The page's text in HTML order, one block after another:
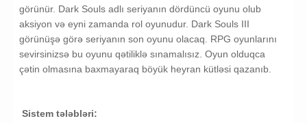
görünür. Dark Souls adlı seriyanın dördüncü oyunu olub
aksiyon və eyni zamanda rol oyunudur. Dark Souls III
görünüşə görə seriyanın son oyunu olacaq. RPG oyunlarını
sevirsinizsə bu oyunu qətiliklə sınamalısız. Oyun olduqca
çətin olmasına baxmayaraq böyük heyran kütləsi qazanıb.
Sistem tələbləri: